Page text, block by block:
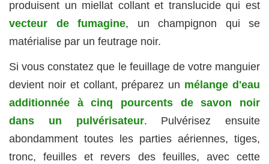
produisent un miellat collant et translucide qui est
vecteur de fumagine, un champignon qui se
matérialise par un feutrage noir.
Si vous constatez que le feuillage de votre manguier
devient noir et collant, préparez un mélange d'eau
additionnée à cinq pourcents de savon noir
dans un pulvérisateur. Pulvérisez ensuite
abondamment toutes les parties aériennes, tiges,
tronc, feuilles et revers des feuilles, avec cette